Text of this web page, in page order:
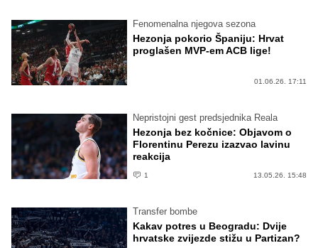
Fenomenalna njegova sezona
Hezonja pokorio Španiju: Hrvat
proglašen MVP-em ACB lige!
01.06.26. 17:11
Nepristojni gest predsjednika Reala
Hezonja bez kočnice: Objavom o
Florentinu Perezu izazvao lavinu
reakcija
1 13.05.26. 15:48
Transfer bombe
Kakav potres u Beogradu: Dvije
hrvatske zvijezde stižu u Partizan?